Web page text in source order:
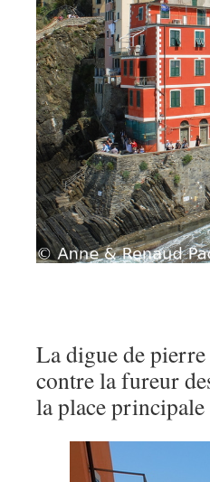
La digue de
contre la fureur
la place principale